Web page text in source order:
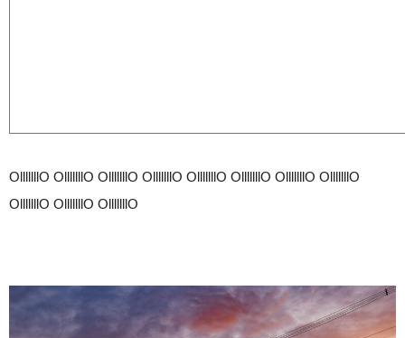
OlllllllO OlllllllO OlllllllO OlllllllO OlllllllO OlllllllO OlllllllO OlllllllO
OlllllllO OlllllllO OlllllllO